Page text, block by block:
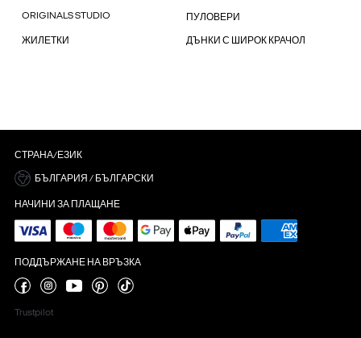
ORIGINALS STUDIO ПУЛОВЕРИ
ЖИЛЕТКИ ДЪНКИ С ШИРОК КРАЧОЛ
СТРАНА/ЕЗИК
БЪЛГАРИЯ / БЪЛГАРСКИ
НАЧИНИ ЗА ПЛАЩАНЕ
ПОДДЪРЖАНЕ НА ВРЪЗКА
Trustpilot